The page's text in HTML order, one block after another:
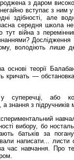
з даром
вступає з ним
здібності, але
середня школа
війна з
Дослідження
володіють лише
основі теорії
кричать —
або
знання з
вибору, бо
батьків за
написати...
час навчання. Про